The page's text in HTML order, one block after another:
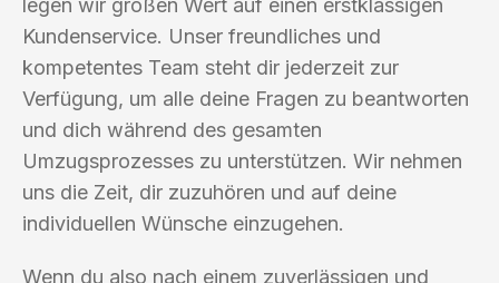
legen wir großen Wert auf einen erstklassigen
Kundenservice. Unser freundliches und
kompetentes Team steht dir jederzeit zur
Verfügung, um alle deine Fragen zu beantworten
und dich während des gesamten
Umzugsprozesses zu unterstützen. Wir nehmen
uns die Zeit, dir zuzuhören und auf deine
individuellen Wünsche einzugehen.
Wenn du also nach einem zuverlässigen und